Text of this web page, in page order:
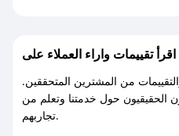
من المشترين المتحققين.
الحقيقيون حول خدمتنا وتعلم من
تجاربهم.